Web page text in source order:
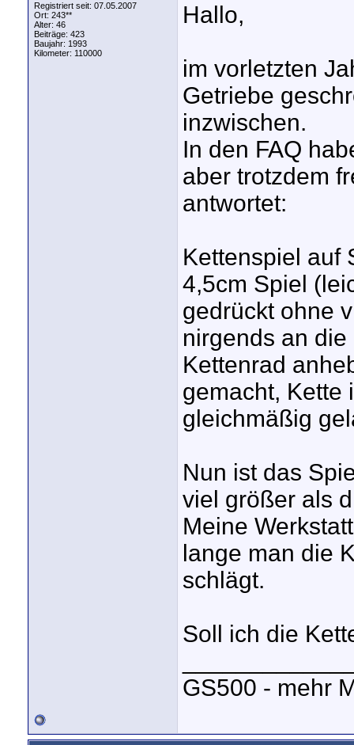
Registriert seit: 07.05.2007
Ort: 243**
Alter: 46
Beiträge: 423
Baujahr: 1993
Kilometer: 110000
Hallo,
im vorletzten
Getriebe
inzwischen.
In den FAQ
aber trotzdem
antwortet:
Kettenspiel auf
4,5cm Spiel
gedrückt ohne
nirgends an
Kettenrad
gemacht, Kette
gleichmäßig
Nun ist das
viel größer als
Meine
lange man die
schlägt.
Soll ich die
GS500 - mehr